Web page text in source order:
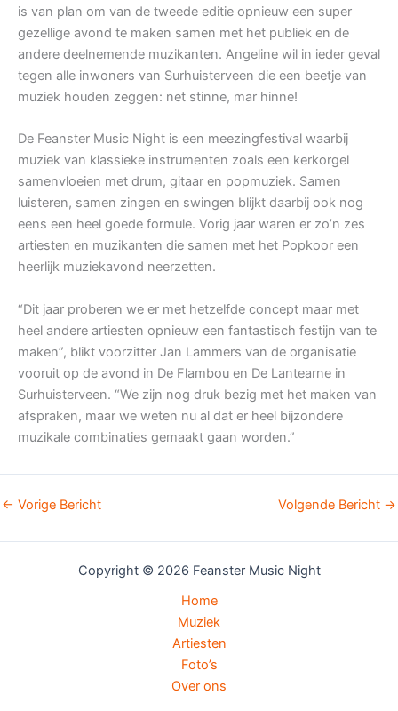
is van plan om van de tweede editie opnieuw een super
gezellige avond te maken samen met het publiek en de
andere deelnemende muzikanten. Angeline wil in ieder geval
tegen alle inwoners van Surhuisterveen die een beetje van
muziek houden zeggen: net stinne, mar hinne!
De Feanster Music Night is een meezingfestival waarbij
muziek van klassieke instrumenten zoals een kerkorgel
samenvloeien met drum, gitaar en popmuziek. Samen
luisteren, samen zingen en swingen blijkt daarbij ook nog
eens een heel goede formule. Vorig jaar waren er zo’n zes
artiesten en muzikanten die samen met het Popkoor een
heerlijk muziekavond neerzetten.
“Dit jaar proberen we er met hetzelfde concept maar met
heel andere artiesten opnieuw een fantastisch festijn van te
maken”, blikt voorzitter Jan Lammers van de organisatie
vooruit op de avond in De Flambou en De Lantearne in
Surhuisterveen. “We zijn nog druk bezig met het maken van
afspraken, maar we weten nu al dat er heel bijzondere
muzikale combinaties gemaakt gaan worden.”
← Vorige Bericht Volgende Bericht →
Copyright © 2026 Feanster Music Night
Home
Muziek
Artiesten
Foto’s
Over ons